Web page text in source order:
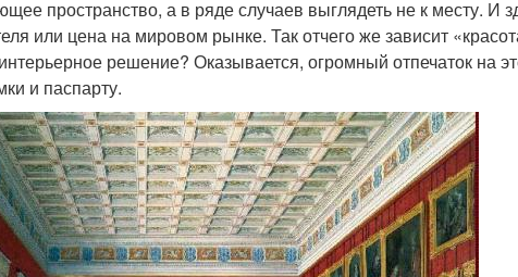
пространство, а в ряде случаев выглядеть не к месту. И
или цена на мировом рынке. Так отчего же зависит
решение? Оказывается, огромный отпечаток на
и паспарту.